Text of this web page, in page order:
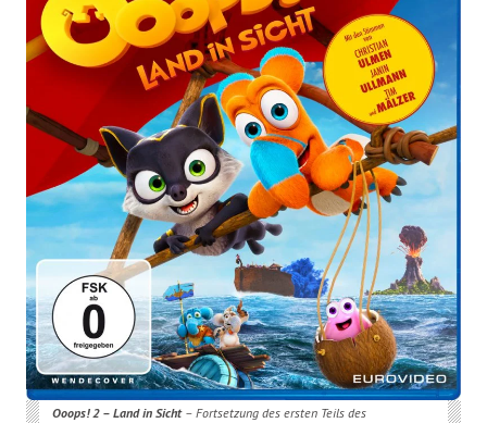
Ooops! 2 – Land in Sicht– Fortsetzung des ersten Teils des